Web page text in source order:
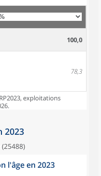
100,0
78,3
exploitations
2023
l'âge en 2023